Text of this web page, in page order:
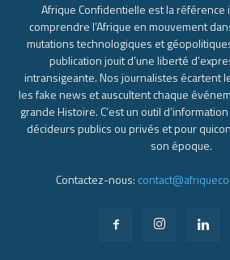
Afrique Confidentielle est la
comprendre l’Afrique en mouvement
mutations technologiques et
publication jouit d’une liberté
intransigeante. Nos journalistes écartent
les fake news et auscultent chaque
grande Histoire. C’est un outil
décideurs publics ou privés et pour
son époque.
Contactez-nous: